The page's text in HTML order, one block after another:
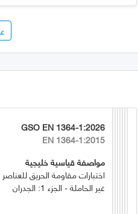
GSO EN 1364-1:2026
EN 1364-1:2015
مواصفة قياسية خليجية
اختبارات مقاومة الحريق للعناصر
غير الحاملة - الجزء 1: الجدران